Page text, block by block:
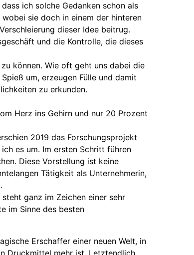
ich solche Gedanken schon als
sie doch in einem der hinteren
dieser Idee beitrug.
und die Kontrolle, die dieses
können. Wie oft geht uns dabei die
um, erzeugen Fülle und damit
zu erkunden.
Herz ins Gehirn und nur 20 Prozent
2019 das Forschungsprojekt
es um. Im ersten Schritt führen
Diese Vorstellung ist keine
Tätigkeit als Unternehmerin,
ganz im Zeichen einer sehr
im Sinne des besten
Erschaffer einer neuen Welt, in